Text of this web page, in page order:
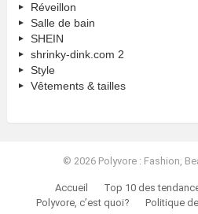
Réveillon
Salle de bain
SHEIN
shrinky-dink.com 2
Style
Vêtements & tailles
© 2026 Polyvore : Fashion,
Accueil Top 10 des
Polyvore, c’est quoi?
Politique